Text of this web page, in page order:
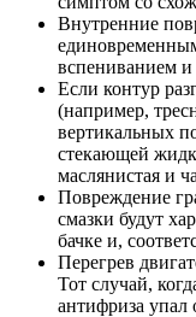
Внутренние
вспениванием и
Если контур
(например,
вертикальных
стекающей
маслянистая и
Повреждение
смазки будут
бачке и,
Перегрев
Тот случай,
антифриза упал